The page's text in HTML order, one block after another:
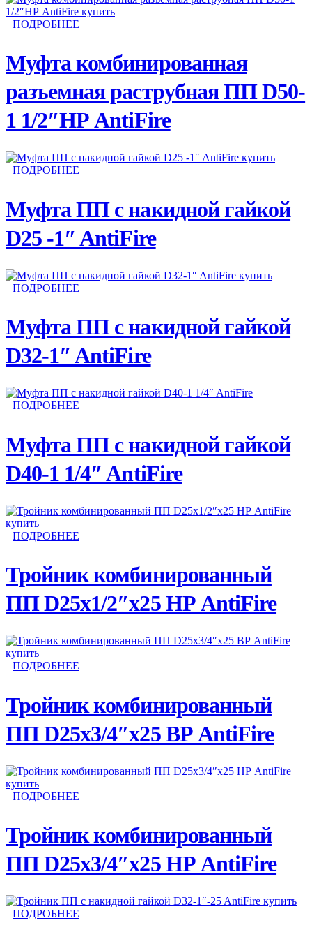
ПОДРОБНЕЕ
Муфта комбинированная
разъемная раструбная ПП D50-
1 1/2″НР AntiFire
ПОДРОБНЕЕ
Муфта ПП с накидной гайкой
D25 -1″ AntiFire
ПОДРОБНЕЕ
Муфта ПП с накидной гайкой
D32-1″ AntiFire
ПОДРОБНЕЕ
Муфта ПП с накидной гайкой
D40-1 1/4″ AntiFire
ПОДРОБНЕЕ
Тройник комбинированный
ПП D25х1/2″х25 HР AntiFire
ПОДРОБНЕЕ
Тройник комбинированный
ПП D25х3/4″х25 ВР AntiFire
ПОДРОБНЕЕ
Тройник комбинированный
ПП D25х3/4″х25 НР AntiFire
ПОДРОБНЕЕ